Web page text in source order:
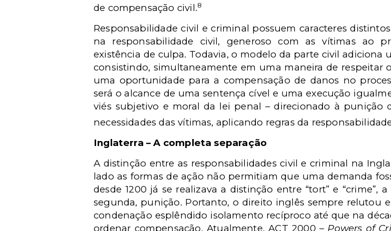
de compensação civil.8
Responsabilidade civil e criminal possuem caracteres
na responsabilidade civil, generoso com as vítimas ao
existência de culpa. Todavia, o modelo da parte civil adiciona
consistindo, simultaneamente em uma maneira de respeitar
uma oportunidade para a compensação de danos no
será o alcance de uma sentença cível e uma execução
viés subjetivo e moral da lei penal – direcionado à punição
necessidades das vítimas, aplicando regras da
Inglaterra – A completa separação
A distinção entre as responsabilidades civil e criminal na
lado as formas de ação não permitiam que uma demanda
desde 1200 já se realizava a distinção entre “tort” e “crime”,
segunda, punição. Portanto, o direito inglês sempre relutou
condenação esplêndido isolamento recíproco até que na
ordenar compensação. Atualmente, ACT 2000 – Powers of